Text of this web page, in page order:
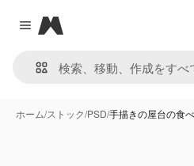
Close menu
Magnific
ホーム/ストック/PSD/手描きの屋台の食